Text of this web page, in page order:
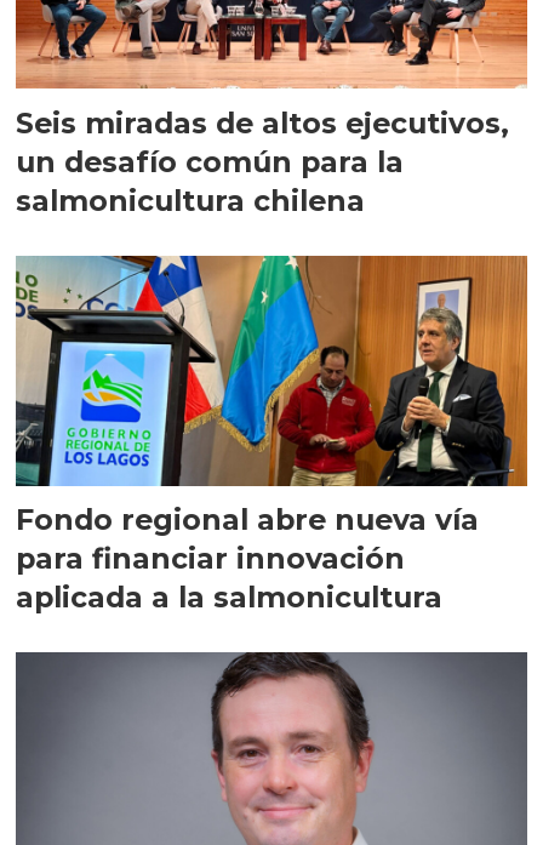
Seis miradas de altos ejecutivos,
un desafío común para la
salmonicultura chilena
Fondo regional abre nueva vía
para financiar innovación
aplicada a la salmonicultura